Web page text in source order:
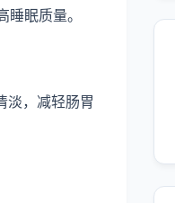
眠质量。
淡，减轻肠胃